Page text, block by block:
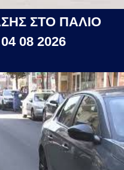
ΣΤΟ ΠΑΛΙΟ
08 2026